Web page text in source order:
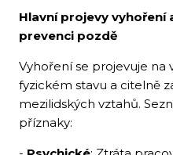
Hlavní projevy vyhoření
prevenci pozdě
Vyhoření se projevuje na
fyzickém stavu a citelně
mezilidských vztahů.
příznaky: